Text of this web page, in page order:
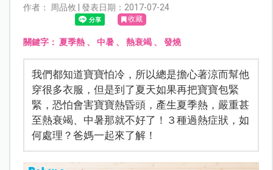
作者： 周品攸 | 發表日期：2017-07-24
收藏
關鍵字： 夏季熱、 中暑、 熱衰竭、 發燒
我們都知道寶寶怕冷，所以總是擔心著涼而幫他
穿很多衣服，但是到了夏天如果再把寶寶包緊
緊，恐怕會害寶寶熱昏頭，產生夏季熱，嚴重甚
至熱衰竭、中暑那就不好了！３種過熱症狀，如
何處理？爸媽一起來了解！